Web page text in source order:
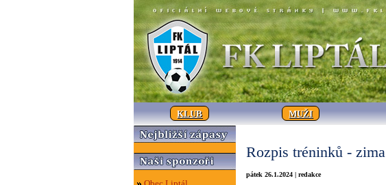
KLUB MUŽI
Rozpis tréninků - zima
pátek 26.1.2024 | redakce